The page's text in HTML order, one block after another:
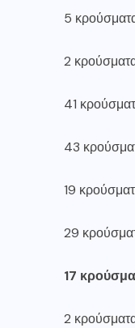
5
2
41
43
19
29
17
2